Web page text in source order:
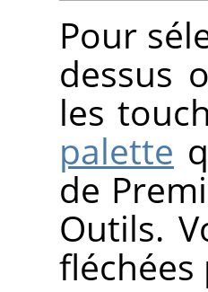
Pour
dessus
les
palette
de
Outils.